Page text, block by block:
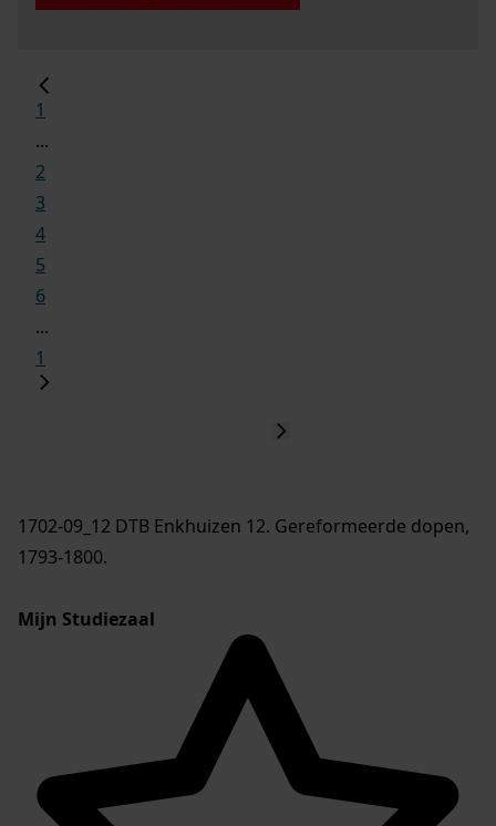
1
...
2
3
4
5
6
...
1
1702-09_12 DTB Enkhuizen 12. Gereformeerde dopen,
1793-1800.
Mijn Studiezaal